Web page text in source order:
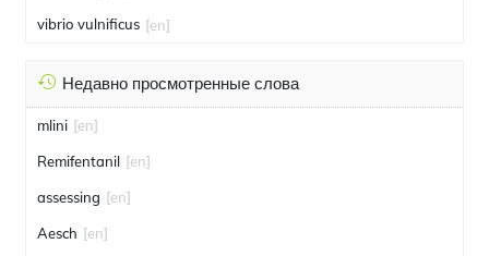
vibrio vulnificus [en]
Недавно просмотренные слова
mlini [en]
Remifentanil [en]
assessing [en]
Aesch [en]